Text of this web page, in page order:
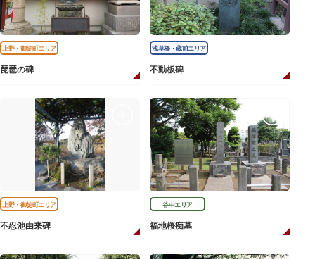
上野・御徒町エリア
琵琶の碑
浅草橋・蔵前エリア
不動板碑
上野・御徒町エリア
不忍池由来碑
谷中エリア
福地桜痴墓